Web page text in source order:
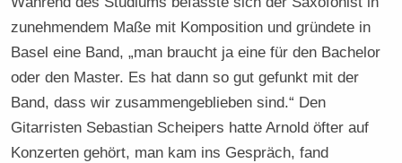
zunehmendem Maße mit Komposition und gründete in
Basel eine Band, „man braucht ja eine für den Bachelor
oder den Master. Es hat dann so gut gefunkt mit der
Band, dass wir zusammengeblieben sind.“ Den
Gitarristen Sebastian Scheipers hatte Arnold öfter auf
Konzerten gehört, man kam ins Gespräch, fand